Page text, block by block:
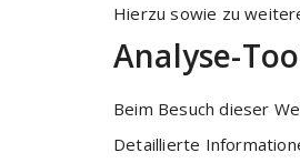
Hierzu sowie zu
Analyse-
Beim Besuch dieser
Detaillierte